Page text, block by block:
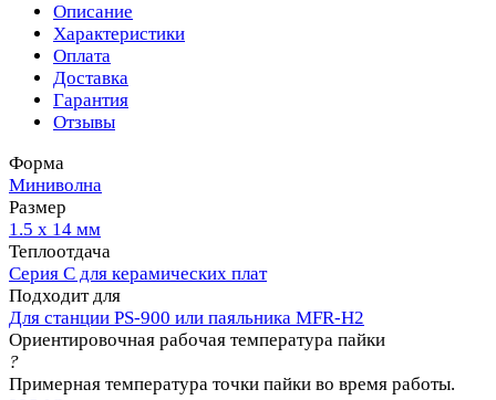
Описание
Характеристики
Оплата
Доставка
Гарантия
Отзывы
Форма
Миниволна
Размер
1.5 х 14 мм
Теплоотдача
Серия C для керамических плат
Подходит для
Для станции PS-900 или паяльника MFR-H2
Ориентировочная рабочая температура пайки
?
Примерная температура точки пайки во время работы.